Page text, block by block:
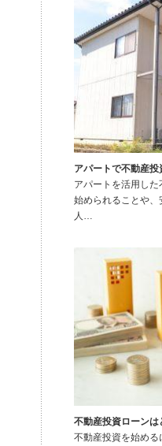
アパートで不動産
アパートを活用し
始められることや
人…
不動産投資ローン
不動産投資を始め